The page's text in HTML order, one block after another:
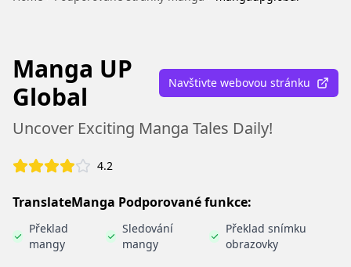
Manga UP
Global
Navštivte webovou stránku
Uncover Exciting Manga Tales Daily!
4.2
TranslateManga Podporované funkce:
Překlad
mangy
Sledování
mangy
Překlad snímku
obrazovky